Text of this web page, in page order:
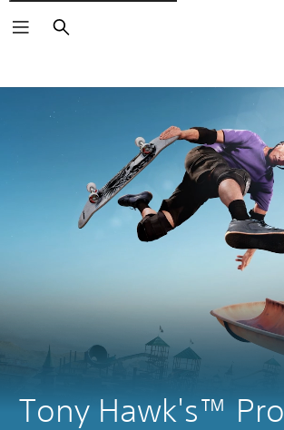
Buscar
Tony Hawk's™ Pro